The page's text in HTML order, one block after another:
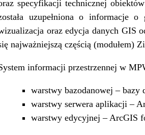
specyfikacji technicznej
uzupełniona o informacje
oraz edycja danych GIS
najważniejszą częścią (modułem)
informacji przestrzennej w
warstwy bazodanowej – bazy
warstwy serwera aplikacji –
warstwy edycyjnej – ArcGIS